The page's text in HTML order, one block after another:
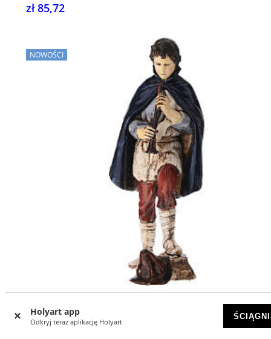
Holyart app
Odkryj teraz aplikację Holyart
zł 85,72
NOWOŚCI
Grajek w marszu - figurka do szopki Moranduzzo 10–12